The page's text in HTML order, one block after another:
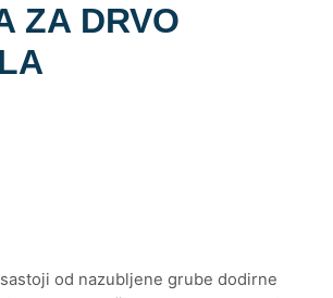
ZA DRVO
od nazubljene grube dodirne